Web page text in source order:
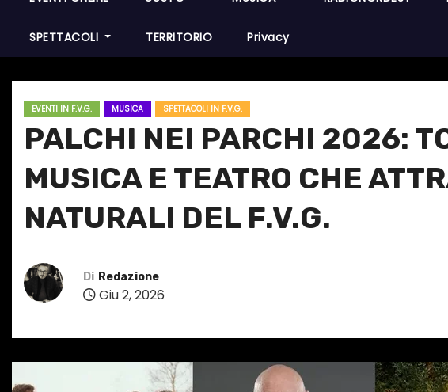
SPETTACOLI TERRITORIO Privacy
EVENTI IN F.V.G. MUSICA SPETTACOLI IN F.V.G.
PALCHI NEI PARCHI 2026:
MUSICA E TEATRO CHE
NATURALI DEL F.V.G.
Di Redazione
Giu 2, 2026